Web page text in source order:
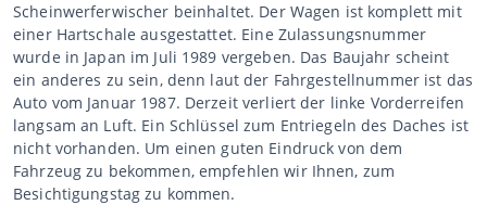
Scheinwerferwischer beinhaltet. Der Wagen ist komplett mit
einer Hartschale ausgestattet. Eine Zulassungsnummer
wurde in Japan im Juli 1989 vergeben. Das Baujahr scheint
ein anderes zu sein, denn laut der Fahrgestellnummer ist das
Auto vom Januar 1987. Derzeit verliert der linke Vorderreifen
langsam an Luft. Ein Schlüssel zum Entriegeln des Daches ist
nicht vorhanden. Um einen guten Eindruck von dem
Fahrzeug zu bekommen, empfehlen wir Ihnen, zum
Besichtigungstag zu kommen.